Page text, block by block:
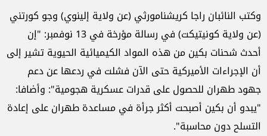
وكتب النائبان راجا كريشنامورثي (عن ولاية إلينوي) وجو كورتني
(عن ولاية كونيتيكت) في رسالة مؤرخة في 13 نوفمبر: "إن
أحدث شحنات بكين من هذه المواد الكيميائية الحيوية تشير إلى
أن الإجراءات الأميركية حتى الآن فشلت في ردعها عن دعم
جهود طهران للحصول على قدرات عسكرية هجومية": وأضافا:
"يبدو أن بكين أصبحت أكثر جرأة في مساعدة طهران على إعادة
التسلح دون محاسبة".